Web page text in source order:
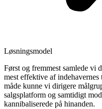
Løsningsmodel
Først og fremmest samlede vi
mest effektive af
måde kunne vi dirigere
salgsplatform og samtidigt
kannibaliserede på hinanden.